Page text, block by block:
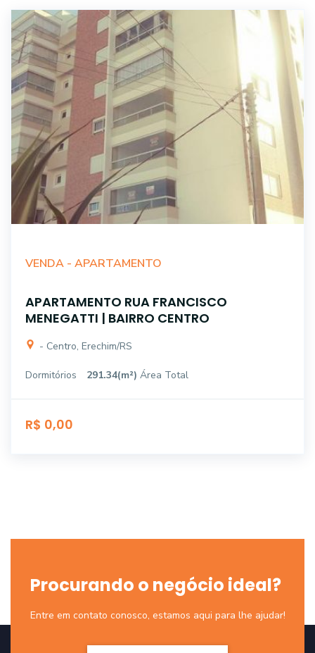
VENDA - APARTAMENTO
APARTAMENTO RUA FRANCISCO
MENEGATTI | BAIRRO CENTRO
- Centro, Erechim/RS
Dormitórios 291.34(m²) Área Total
R$ 0,00
Procurando o negócio ideal?
Entre em contato conosco, estamos aqui para lhe ajudar!